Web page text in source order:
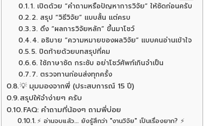
1. เปิดด้วย “คำถามหรือปัญหาการวิจัย” ให้ชัดก่อนครับ
2. สรุป “วิธีวิจัย” แบบสั้น แต่ครบ
3. ดึง “ผลการวิจัยหลัก” ขึ้นมาโชว์
4. อธิบาย “ความหมายของผลวิจัย” แบบคนอ่านเข้าใจ
5. ปิดท้ายด้วยบทสรุปที่คม
6. ใช้ภาษาชัด กระชับ อย่าโชว์ศัพท์เกินจำเป็น
7. ตรวจทานก่อนส่งทุกครั้ง
💡 มุมมองจากพี่ (ประสบการณ์ 15 ปี)
สรุปให้จำง่ายๆ ครับ
FAQ: คำถามที่น้องๆ ถามพี่บ่อย
⚡ อ่านจบแล้ว... ยังรู้สึกว่า "งานวิจัย" เป็นเรื่องยาก? ⚡